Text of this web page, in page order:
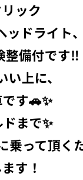
ック
ドライト、
整備付です‼️
上に、
す🚗✨️
まで✨
乗って頂く
す！